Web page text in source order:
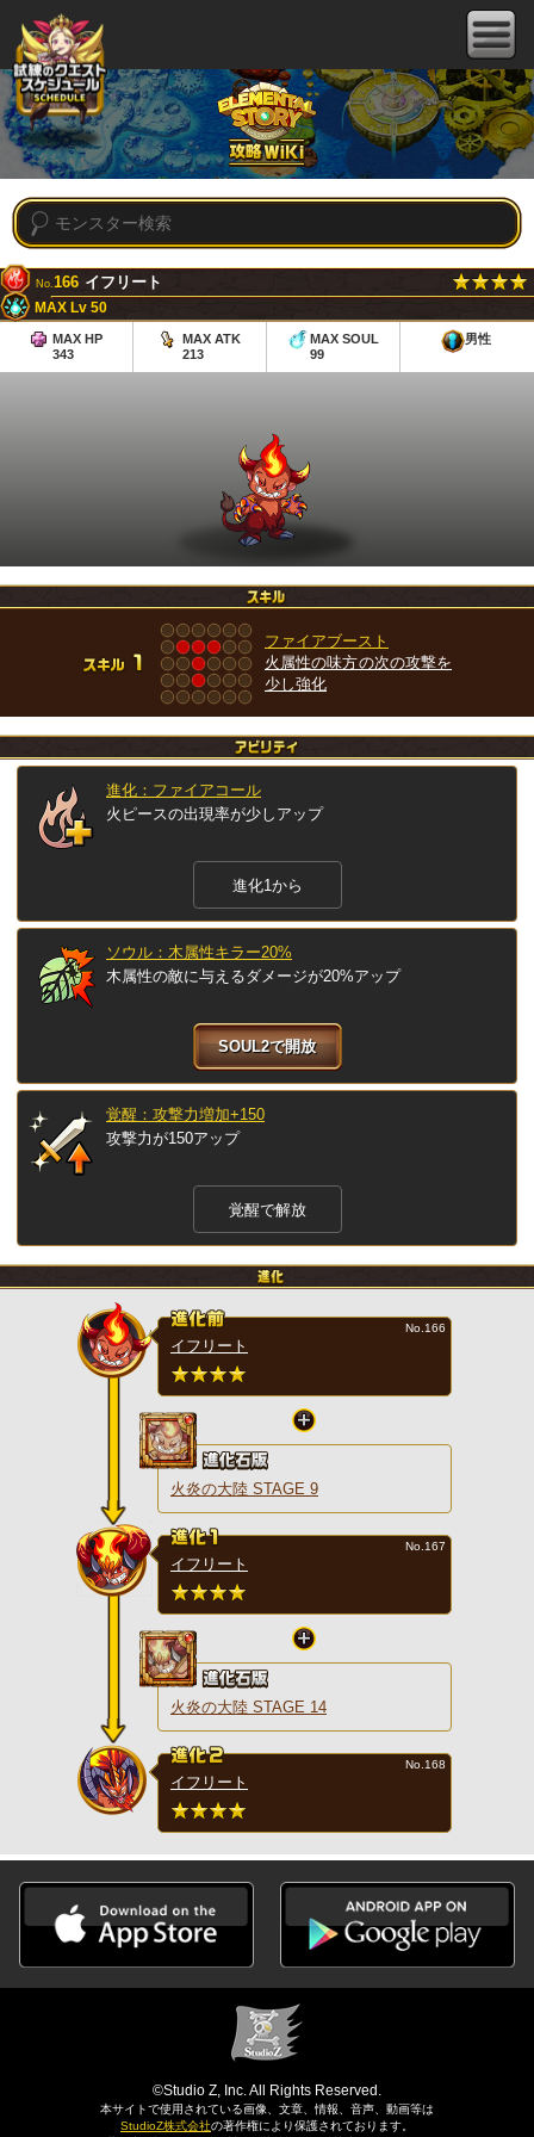
No.166 イフリート
MAX Lv 50
MAX HP
343
MAX ATK
213
MAX SOUL
99
男性
ファイアブースト
火属性の味方の次の攻撃を
少し強化
進化：ファイアコール
火ピースの出現率が少しアップ
進化1から
ソウル：木属性キラー20%
木属性の敵に与えるダメージが20%アップ
SOUL2で開放
覚醒：攻撃力増加+150
攻撃力が150アップ
覚醒で解放
イフリート
No.166
火炎の大陸 STAGE 9
イフリート
No.167
火炎の大陸 STAGE 14
イフリート
No.168
©Studio Z, Inc. All Rights Reserved.
本サイトで使用されている画像、文章、情報、音声、動画等は
StudioZ株式会社の著作権により保護されております。